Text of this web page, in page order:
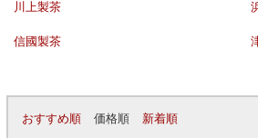
川上製茶
信國製茶
おすすめ順 価格順 新着順